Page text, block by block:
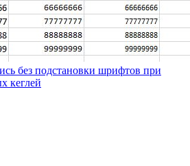
без подстановки шрифтов при
кеглей